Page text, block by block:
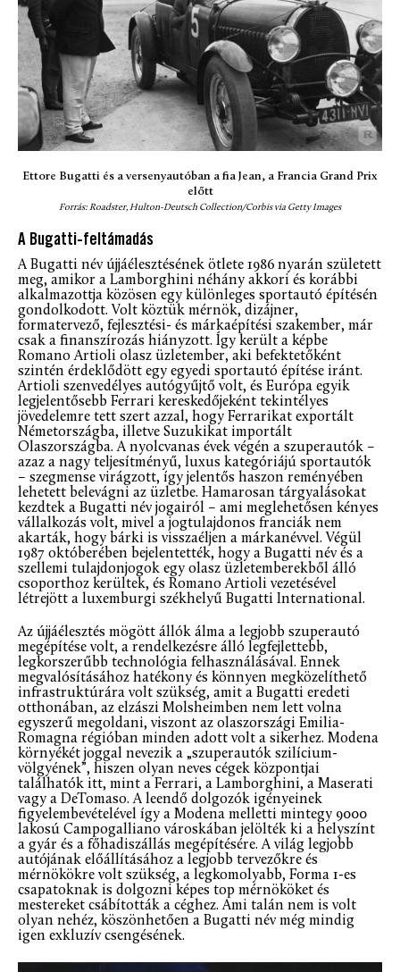
Ettore Bugatti és a versenyautóban a fia Jean, a Francia Grand Prix
előtt
Forrás: Roadster, Hulton-Deutsch Collection/Corbis via Getty Images
A Bugatti-feltámadás
A Bugatti név újjáélesztésének ötlete 1986 nyarán született
meg, amikor a Lamborghini néhány akkori és korábbi
alkalmazottja közösen egy különleges sportautó építésén
gondolkodott. Volt köztük mérnök, dizájner,
formatervező, fejlesztési- és márkaépítési szakember, már
csak a finanszírozás hiányzott. Így került a képbe
Romano Artioli olasz üzletember, aki befektetőként
szintén érdeklődött egy egyedi sportautó építése iránt.
Artioli szenvedélyes autógyűjtő volt, és Európa egyik
legjelentősebb Ferrari kereskedőjeként tekintélyes
jövedelemre tett szert azzal, hogy Ferrarikat exportált
Németországba, illetve Suzukikat importált
Olaszországba. A nyolcvanas évek végén a szuperautók –
azaz a nagy teljesítményű, luxus kategóriájú sportautók
– szegmense virágzott, így jelentős haszon reményében
lehetett belevágni az üzletbe. Hamarosan tárgyalásokat
kezdtek a Bugatti név jogairól – ami meglehetősen kényes
vállalkozás volt, mivel a jogtulajdonos franciák nem
akarták, hogy bárki is visszaéljen a márkanévvel. Végül
1987 októberében bejelentették, hogy a Bugatti név és a
szellemi tulajdonjogok egy olasz üzletemberekből álló
csoporthoz kerültek, és Romano Artioli vezetésével
létrejött a luxemburgi székhelyű Bugatti International.
Az újjáélesztés mögött állók álma a legjobb szuperautó
megépítése volt, a rendelkezésre álló legfejlettebb,
legkorszerűbb technológia felhasználásával. Ennek
megvalósításához hatékony és könnyen megközelíthető
infrastruktúrára volt szükség, amit a Bugatti eredeti
otthonában, az elzászi Molsheimben nem lett volna
egyszerű megoldani, viszont az olaszországi Emilia-
Romagna régióban minden adott volt a sikerhez. Modena
környékét joggal nevezik a „szuperautók szilícium-
völgyének”, hiszen olyan neves cégek központjai
találhatók itt, mint a Ferrari, a Lamborghini, a Maserati
vagy a DeTomaso. A leendő dolgozók igényeinek
figyelembevételével így a Modena melletti mintegy 9000
lakosú Campogalliano városkában jelölték ki a helyszínt
a gyár és a főhadiszállás megépítésére. A világ legjobb
autójának előállításához a legjobb tervezőkre és
mérnökökre volt szükség, a legkomolyabb, Forma 1-es
csapatoknak is dolgozni képes top mérnököket és
mestereket csábították a céghez. Ami talán nem is volt
olyan nehéz, köszönhetően a Bugatti név még mindig
igen exkluzív csengésének.